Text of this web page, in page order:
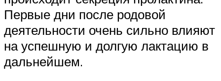
Первые дни после родовой
деятельности очень сильно влияют
на успешную и долгую лактацию в
дальнейшем.